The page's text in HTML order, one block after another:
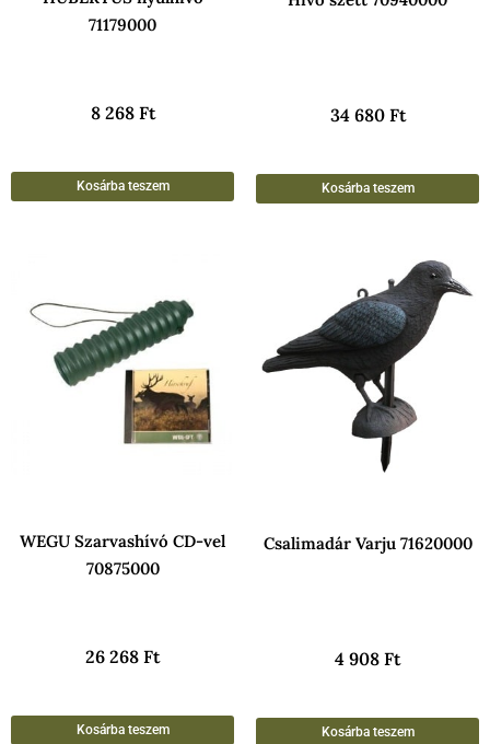
71179000
8 268 Ft
Kosárba teszem
34 680 Ft
Kosárba teszem
WEGU Szarvashívó CD-vel
70875000
26 268 Ft
Kosárba teszem
Csalimadár Varju 71620000
4 908 Ft
Kosárba teszem